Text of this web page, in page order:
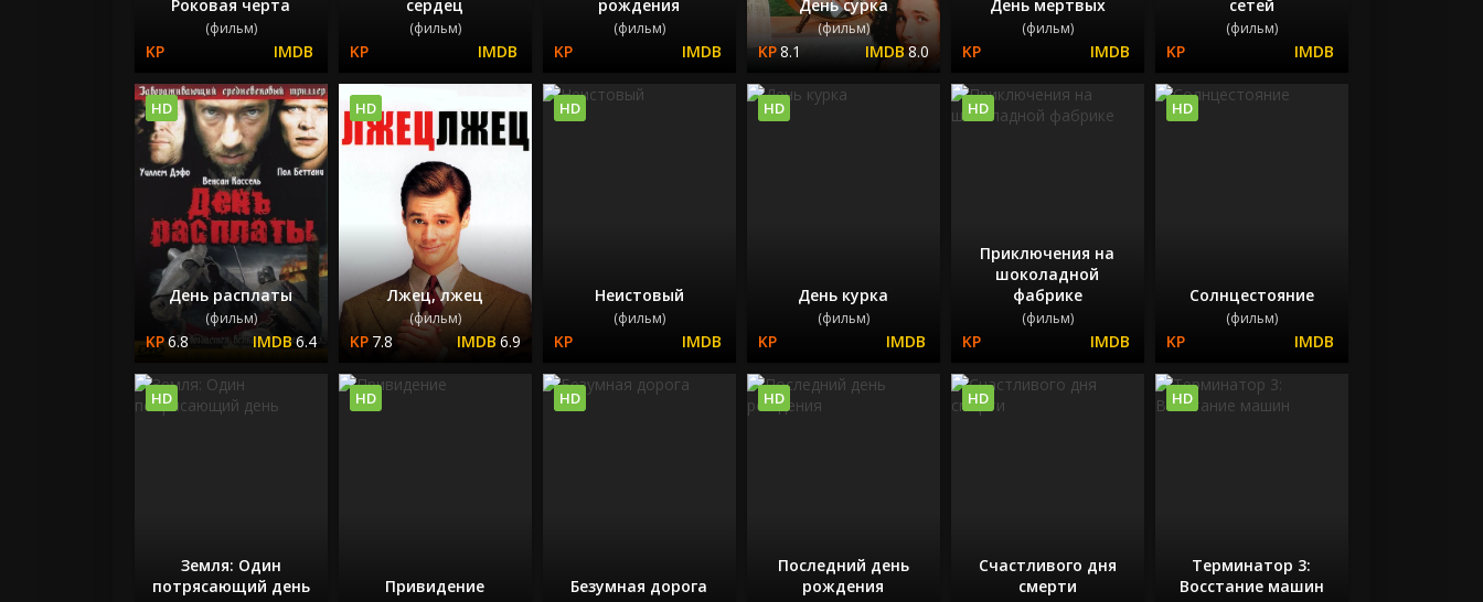
Роковая черта
(фильм)
сердец
(фильм)
рождения
(фильм)
День сурка
(фильм)
8.1 8.0
День мертвых
(фильм)
сетей
(фильм)
День расплаты
(фильм)
6.8 6.4
HD
Лжец, лжец
(фильм)
7.8 6.9
HD
Неистовый
(фильм)
HD
День курка
(фильм)
HD
Приключения на
шоколадной
фабрике
(фильм)
HD
Солнцестояние
(фильм)
HD
Земля: Один
потрясающий день
HD
Привидение
HD
Безумная дорога
HD
Последний день
рождения
HD
Счастливого дня
смерти
HD
Терминатор 3:
Восстание машин
HD